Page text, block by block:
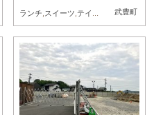
KURUTOHP 武豊町
ランチ スイーツ テイクアウト ,キッチン